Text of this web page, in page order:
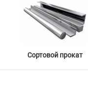
Сортовой прокат